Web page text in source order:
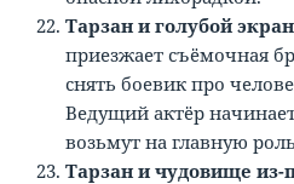
Тарзан и голубой
приезжает съёмочная
снять боевик про
Ведущий актёр
возьмут на главную
Тарзан и чудовище